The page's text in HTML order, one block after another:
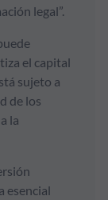
legal”.
el capital
sujeto a
de los
la
esencial